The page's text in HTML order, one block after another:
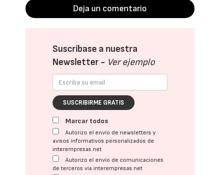
Deja un comentario
Suscríbase a nuestra
Newsletter - Ver ejemplo
SUSCRIBIRME GRATIS
Marcar todos
Autorizo el envío de newsletters y
avisos informativos personalizados de
interempresas.net
Autorizo el envío de comunicaciones
de terceros vía interempresas.net